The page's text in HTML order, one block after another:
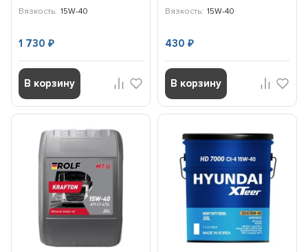
Вязкость: 15W-40
1 730₽
В корзину
Вязкость: 15W-40
430 ₽
В корзину